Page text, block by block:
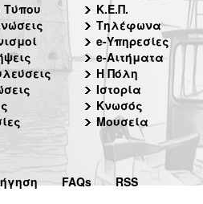
Τύπου
Κ.Ε.Π.
Τηλέφωνα
e-Υπηρεσίες
e-Αιτήματα
Η Πόλη
Ιστορία
Κνωσός
Μουσεία
FAQs RSS